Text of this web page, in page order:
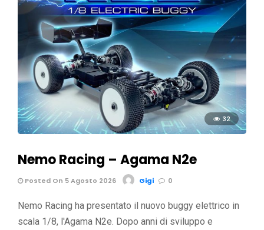
32
Nemo Racing – Agama N2e
Posted On 5 Agosto 2026 Gigi 0
Nemo Racing ha presentato il nuovo buggy elettrico in
scala 1/8, l'Agama N2e. Dopo anni di sviluppo e